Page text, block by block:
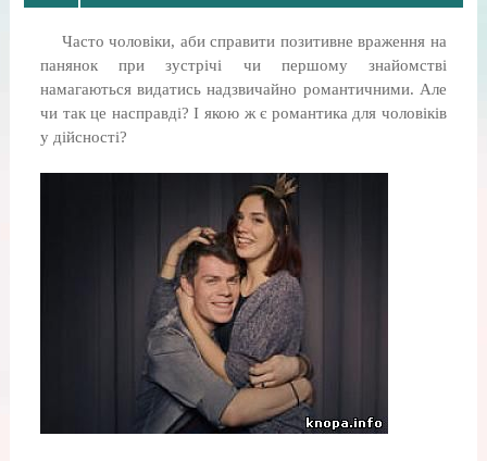
Часто чоловіки, аби справити позитивне враження на
панянок при зустрічі чи першому знайомстві
намагаються видатись надзвичайно романтичними. Але
чи так це насправді? І якою ж є романтика для чоловіків
у дійсності?